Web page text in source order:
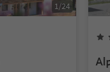
1/24